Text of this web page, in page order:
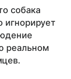
собака
игнорирует
реальном